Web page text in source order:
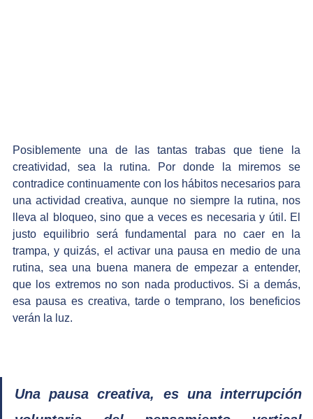
Posiblemente una de las tantas trabas que tiene la
creatividad, sea la rutina. Por donde la miremos se
contradice continuamente con los hábitos necesarios para
una actividad creativa, aunque no siempre la rutina, nos
lleva al bloqueo, sino que a veces es necesaria y útil. El
justo equilibrio será fundamental para no caer en la
trampa, y quizás, el activar una pausa en medio de una
rutina, sea una buena manera de empezar a entender,
que los extremos no son nada productivos. Si a demás,
esa pausa es creativa, tarde o temprano, los beneficios
verán la luz.
Una pausa creativa, es una interrupción